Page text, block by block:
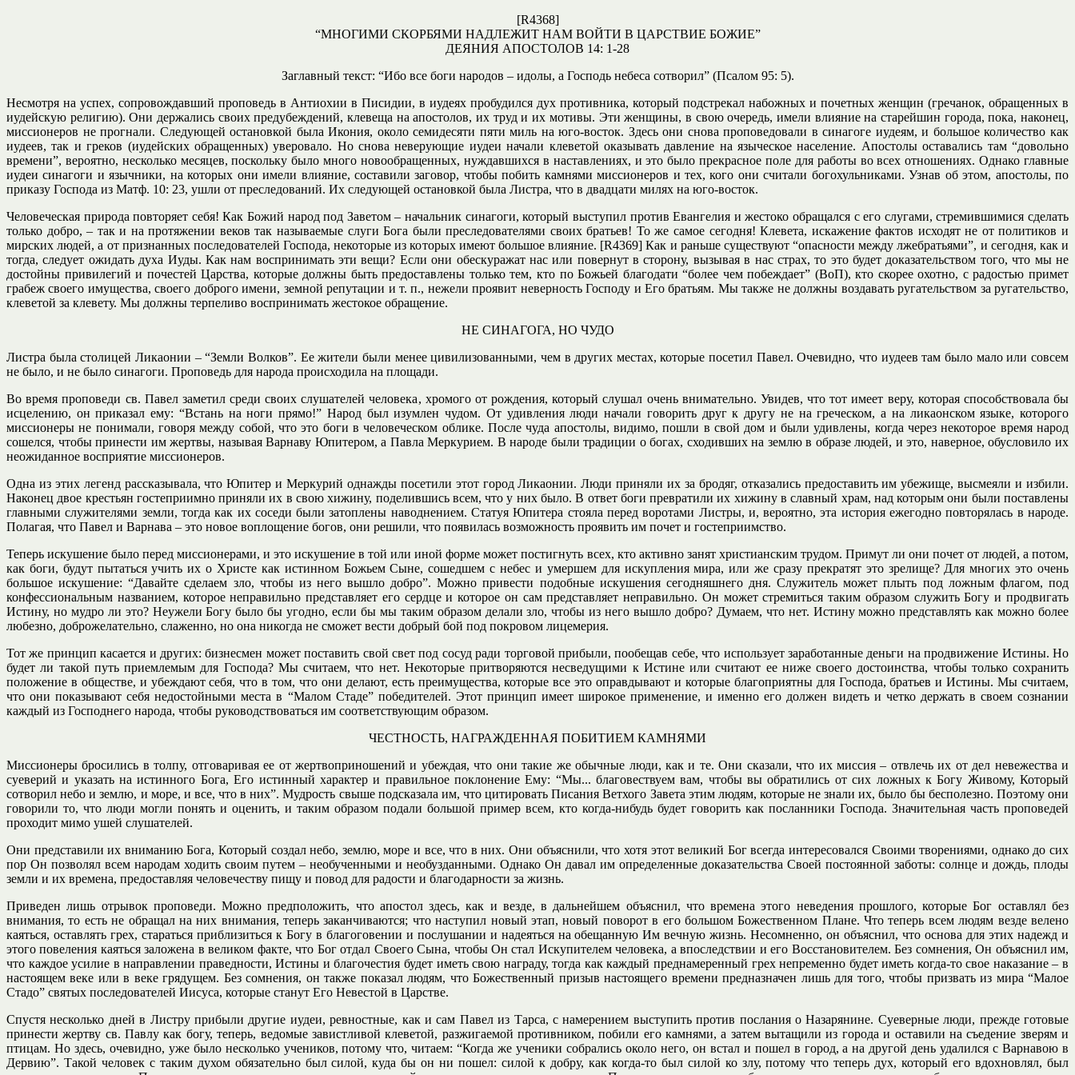
[R4368]
“МНОГИМИ СКОРБЯМИ НАДЛЕЖИТ НАМ ВОЙТИ В ЦАРСТВИЕ БОЖИЕ”
ДЕЯНИЯ АПОСТОЛОВ 14: 1-28
Заглавный текст: “Ибо все боги народов – идолы, а Господь небеса сотворил” (Псалом 95: 5).
Несмотря на успех, сопровождавший проповедь в Антиохии в Писидии, в иудеях пробудился дух противника, который подстрекал набожных и почетных женщин (гречанок, обращенных в
иудейскую религию). Они держались своих предубеждений, клевеща на апостолов, их труд и их мотивы. Эти женщины, в свою очередь, имели влияние на старейшин города, пока, наконец,
миссионеров не прогнали. Следующей остановкой была Икония, около семидесяти пяти миль на юго-восток. Здесь они снова проповедовали в синагоге иудеям, и большое количество как
иудеев, так и греков (иудейских обращенных) уверовало. Но снова неверующие иудеи начали клеветой оказывать давление на языческое население. Апостолы оставались там “довольно
времени”, вероятно, несколько месяцев, поскольку было много новообращенных, нуждавшихся в наставлениях, и это было прекрасное поле для работы во всех отношениях. Однако главные
иудеи синагоги и язычники, на которых они имели влияние, составили заговор, чтобы побить камнями миссионеров и тех, кого они считали богохульниками. Узнав об этом, апостолы, по
приказу Господа из Матф. 10: 23, ушли от преследований. Их следующей остановкой была Листра, что в двадцати милях на юго-восток.
Человеческая природа повторяет себя! Как Божий народ под Заветом – начальник синагоги, который выступил против Евангелия и жестоко обращался с его слугами, стремившимися сделать
только добро, – так и на протяжении веков так называемые слуги Бога были преследователями своих братьев! То же самое сегодня! Клевета, искажение фактов исходят не от политиков и
мирских людей, а от признанных последователей Господа, некоторые из которых имеют большое влияние. [R4369] Как и раньше существуют “опасности между лжебратьями”, и сегодня, как и
тогда, следует ожидать духа Иуды. Как нам воспринимать эти вещи? Если они обескуражат нас или повернут в сторону, вызывая в нас страх, то это будет доказательством того, что мы не
достойны привилегий и почестей Царства, которые должны быть предоставлены только тем, кто по Божьей благодати “более чем побеждает” (ВоП), кто скорее охотно, с радостью примет
грабеж своего имущества, своего доброго имени, земной репутации и т. п., нежели проявит неверность Господу и Его братьям. Мы также не должны воздавать ругательством за ругательство,
клеветой за клевету. Мы должны терпеливо воспринимать жестокое обращение.
НЕ СИНАГОГА, НО ЧУДО
Листра была столицей Ликаонии – “Земли Волков”. Ее жители были менее цивилизованными, чем в других местах, которые посетил Павел. Очевидно, что иудеев там было мало или совсем
не было, и не было синагоги. Проповедь для народа происходила на площади.
Во время проповеди св. Павел заметил среди своих слушателей человека, хромого от рождения, который слушал очень внимательно. Увидев, что тот имеет веру, которая способствовала бы
исцелению, он приказал ему: “Встань на ноги прямо!” Народ был изумлен чудом. От удивления люди начали говорить друг к другу не на греческом, а на ликаонском языке, которого
миссионеры не понимали, говоря между собой, что это боги в человеческом облике. После чуда апостолы, видимо, пошли в свой дом и были удивлены, когда через некоторое время народ
сошелся, чтобы принести им жертвы, называя Варнаву Юпитером, а Павла Меркурием. В народе были традиции о богах, сходивших на землю в образе людей, и это, наверное, обусловило их
неожиданное восприятие миссионеров.
Одна из этих легенд рассказывала, что Юпитер и Меркурий однажды посетили этот город Ликаонии. Люди приняли их за бродяг, отказались предоставить им убежище, высмеяли и избили.
Наконец двое крестьян гостеприимно приняли их в свою хижину, поделившись всем, что у них было. В ответ боги превратили их хижину в славный храм, над которым они были поставлены
главными служителями земли, тогда как их соседи были затоплены наводнением. Статуя Юпитера стояла перед воротами Листры, и, вероятно, эта история ежегодно повторялась в народе.
Полагая, что Павел и Варнава – это новое воплощение богов, они решили, что появилась возможность проявить им почет и гостеприимство.
Теперь искушение было перед миссионерами, и это искушение в той или иной форме может постигнуть всех, кто активно занят христианским трудом. Примут ли они почет от людей, а потом,
как боги, будут пытаться учить их о Христе как истинном Божьем Сыне, сошедшем с небес и умершем для искупления мира, или же сразу прекратят это зрелище? Для многих это очень
большое искушение: “Давайте сделаем зло, чтобы из него вышло добро”. Можно привести подобные искушения сегодняшнего дня. Служитель может плыть под ложным флагом, под
конфессиональным названием, которое неправильно представляет его сердце и которое он сам представляет неправильно. Он может стремиться таким образом служить Богу и продвигать
Истину, но мудро ли это? Неужели Богу было бы угодно, если бы мы таким образом делали зло, чтобы из него вышло добро? Думаем, что нет. Истину можно представлять как можно более
любезно, доброжелательно, слаженно, но она никогда не сможет вести добрый бой под покровом лицемерия.
Тот же принцип касается и других: бизнесмен может поставить свой свет под сосуд ради торговой прибыли, пообещав себе, что использует заработанные деньги на продвижение Истины. Но
будет ли такой путь приемлемым для Господа? Мы считаем, что нет. Некоторые притворяются несведущими к Истине или считают ее ниже своего достоинства, чтобы только сохранить
положение в обществе, и убеждают себя, что в том, что они делают, есть преимущества, которые все это оправдывают и которые благоприятны для Господа, братьев и Истины. Мы считаем,
что они показывают себя недостойными места в “Малом Стаде” победителей. Этот принцип имеет широкое применение, и именно его должен видеть и четко держать в своем сознании
каждый из Господнего народа, чтобы руководствоваться им соответствующим образом.
ЧЕСТНОСТЬ, НАГРАЖДЕННАЯ ПОБИТИЕМ КАМНЯМИ
Миссионеры бросились в толпу, отговаривая ее от жертвоприношений и убеждая, что они такие же обычные люди, как и те. Они сказали, что их миссия – отвлечь их от дел невежества и
суеверий и указать на истинного Бога, Его истинный характер и правильное поклонение Ему: “Мы... благовествуем вам, чтобы вы обратились от сих ложных к Богу Живому, Который
сотворил небо и землю, и море, и все, что в них”. Мудрость свыше подсказала им, что цитировать Писания Ветхого Завета этим людям, которые не знали их, было бы бесполезно. Поэтому они
говорили то, что люди могли понять и оценить, и таким образом подали большой пример всем, кто когда-нибудь будет говорить как посланники Господа. Значительная часть проповедей
проходит мимо ушей слушателей.
Они представили их вниманию Бога, Который создал небо, землю, море и все, что в них. Они объяснили, что хотя этот великий Бог всегда интересовался Своими творениями, однако до сих
пор Он позволял всем народам ходить своим путем – необученными и необузданными. Однако Он давал им определенные доказательства Своей постоянной заботы: солнце и дождь, плоды
земли и их времена, предоставляя человечеству пищу и повод для радости и благодарности за жизнь.
Приведен лишь отрывок проповеди. Можно предположить, что апостол здесь, как и везде, в дальнейшем объяснил, что времена этого неведения прошлого, которые Бог оставлял без
внимания, то есть не обращал на них внимания, теперь заканчиваются; что наступил новый этап, новый поворот в его большом Божественном Плане. Что теперь всем людям везде велено
каяться, оставлять грех, стараться приблизиться к Богу в благоговении и послушании и надеяться на обещанную Им вечную жизнь. Несомненно, он объяснил, что основа для этих надежд и
этого повеления каяться заложена в великом факте, что Бог отдал Своего Сына, чтобы Он стал Искупителем человека, а впоследствии и его Восстановителем. Без сомнения, Он объяснил им,
что каждое усилие в направлении праведности, Истины и благочестия будет иметь свою награду, тогда как каждый преднамеренный грех непременно будет иметь когда-то свое наказание – в
настоящем веке или в веке грядущем. Без сомнения, он также показал людям, что Божественный призыв настоящего времени предназначен лишь для того, чтобы призвать из мира “Малое
Стадо” святых последователей Иисуса, которые станут Его Невестой в Царстве.
Спустя несколько дней в Листру прибыли другие иудеи, ревностные, как и сам Павел из Тарса, с намерением выступить против послания о Назарянине. Суеверные люди, прежде готовые
принести жертву св. Павлу как богу, теперь, ведомые завистливой клеветой, разжигаемой противником, побили его камнями, а затем вытащили из города и оставили на съедение зверям и
птицам. Но здесь, очевидно, уже было несколько учеников, потому что, читаем: “Когда же ученики собрались около него, он встал и пошел в город, а на другой день удалился с Варнавою в
Дервию”. Такой человек с таким духом обязательно был силой, куда бы он ни пошел: силой к добру, как когда-то был силой ко злу, потому что теперь дух, который его вдохновлял, был